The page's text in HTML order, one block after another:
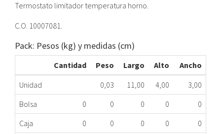
Termostato limitador temperatura horno.
C.O. 10007081.
Pack: Pesos (kg) y medidas (cm)
Cantidad Peso Largo Alto
Ancho
Unidad
0,03 11,00 4,00
3,00
Bolsa
0 0 0 0
0
Caja
0 0 0 0
0